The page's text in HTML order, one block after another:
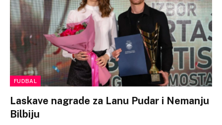
FUDBAL
Laskave nagrade za Lanu Pudar i Nemanju
Bilbiju